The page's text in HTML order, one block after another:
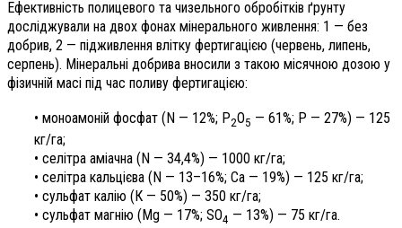
Ефективність полицевого та чизельного обробітків ґрунту
досліджували на двох фонах мінерального живлення: 1 — без
добрив, 2 — підживлення влітку фертигацією (червень, липень,
серпень). Мінеральні добрива вносили з такою місячною дозою у
фізичній масі під час поливу фертигацією:
• моноамоній фосфат (N — 12%; P2О5 — 61%; Р — 27%) — 125
кг/га;
• селітра аміачна (N — 34,4%) — 1000 кг/га;
• селітра кальцієва (N — 13–16%; Ca — 19%) — 125 кг/га;
• сульфат калію (К — 50%) — 350 кг/га;
• сульфат магнію (Mg — 17%; SO4 — 13%) — 75 кг/га.